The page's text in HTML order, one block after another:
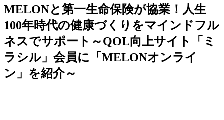
MELONと第一生命保険が協業！人生
100年時代の健康づくりをマインドフル
ネスでサポート～QOL向上サイト「ミ
ラシル」会員に「MELONオンライ
ン」を紹介～